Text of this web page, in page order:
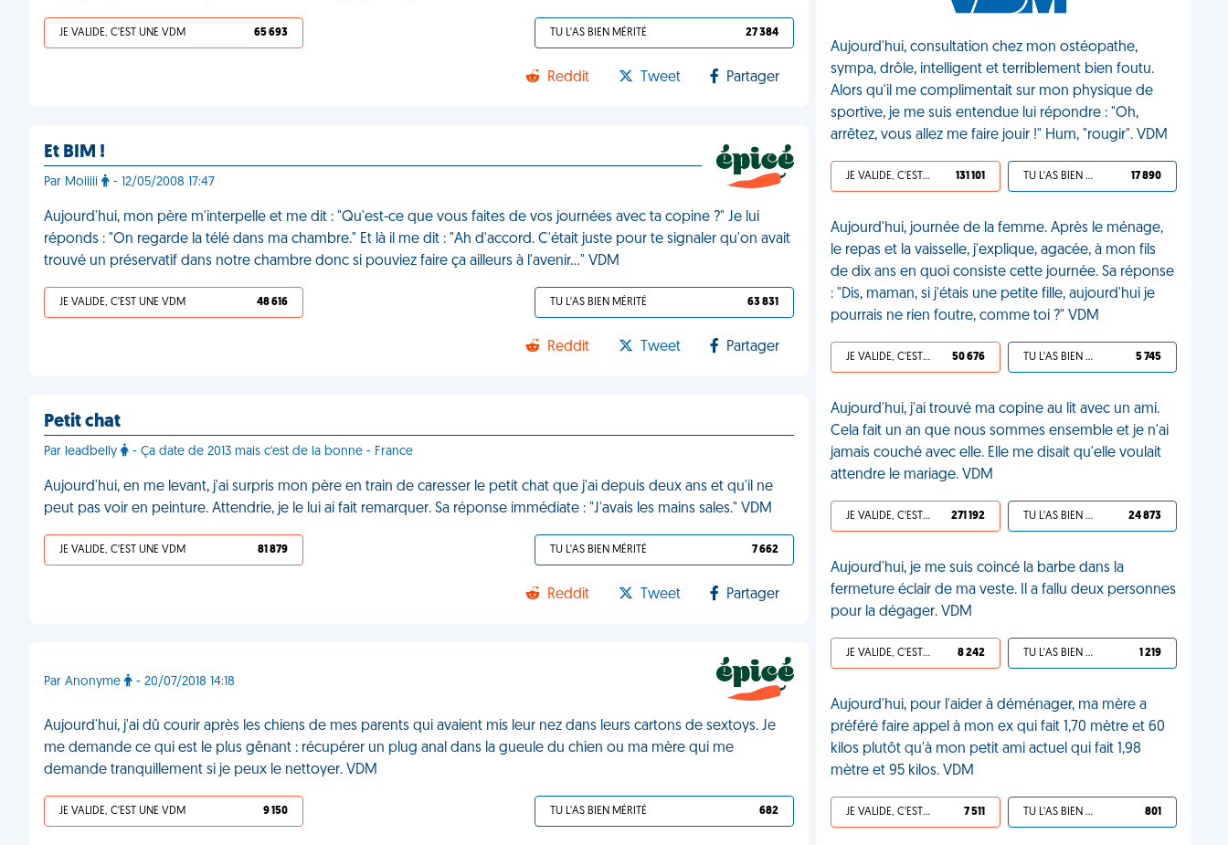
JE VALIDE, C'EST UNE VDM 65 693 TU L'AS BIEN MÉRITÉ 27 384
Reddit Tweet Partager
Et BIM !
Par Moiiiii - 12/05/2008 17:47
Aujourd'hui, mon père m'interpelle et me dit : "Qu'est-ce que vous faites de vos journées avec ta copine ?" Je lui
réponds : "On regarde la télé dans ma chambre." Et là il me dit : "Ah d'accord. C'était juste pour te signaler qu'on avait
trouvé un préservatif dans notre chambre donc si pouviez faire ça ailleurs à l'avenir…" VDM
JE VALIDE, C'EST UNE VDM 48 616 TU L'AS BIEN MÉRITÉ 63 831
Reddit Tweet Partager
Petit chat
Par leadbelly - Ça date de 2013 mais c'est de la bonne - France
Aujourd'hui, en me levant, j'ai surpris mon père en train de caresser le petit chat que j'ai depuis deux ans et qu'il ne
peut pas voir en peinture. Attendrie, je le lui ai fait remarquer. Sa réponse immédiate : "J'avais les mains sales." VDM
JE VALIDE, C'EST UNE VDM 81 879 TU L'AS BIEN MÉRITÉ 7 662
Reddit Tweet Partager
Par Anonyme - 20/07/2018 14:18
Aujourd'hui, j'ai dû courir après les chiens de mes parents qui avaient mis leur nez dans leurs cartons de sextoys. Je
me demande ce qui est le plus gênant : récupérer un plug anal dans la gueule du chien ou ma mère qui me
demande tranquillement si je peux le nettoyer. VDM
JE VALIDE, C'EST UNE VDM 9 150 TU L'AS BIEN MÉRITÉ 682
Aujourd'hui, consultation chez mon ostéopathe,
sympa, drôle, intelligent et terriblement bien foutu.
Alors qu'il me complimentait sur mon physique de
sportive, je me suis entendue lui répondre : "Oh,
arrêtez, vous allez me faire jouir !" Hum, "rougir". VDM
JE VALIDE, C'EST UNE VDM 131 101 TU L'AS BIEN MÉRITÉ 17 890
Aujourd'hui, journée de la femme. Après le ménage,
le repas et la vaisselle, j'explique, agacée, à mon fils
de dix ans en quoi consiste cette journée. Sa réponse
: "Dis, maman, si j'étais une petite fille, aujourd'hui je
pourrais ne rien foutre, comme toi ?" VDM
JE VALIDE, C'EST UNE VDM 50 676 TU L'AS BIEN MÉRITÉ 5 745
Aujourd'hui, j'ai trouvé ma copine au lit avec un ami.
Cela fait un an que nous sommes ensemble et je n'ai
jamais couché avec elle. Elle me disait qu'elle voulait
attendre le mariage. VDM
JE VALIDE, C'EST UNE VDM 271 192 TU L'AS BIEN MÉRITÉ 24 873
Aujourd'hui, je me suis coincé la barbe dans la
fermeture éclair de ma veste. Il a fallu deux personnes
pour la dégager. VDM
JE VALIDE, C'EST UNE VDM 8 242 TU L'AS BIEN MÉRITÉ 1 219
Aujourd'hui, pour l'aider à déménager, ma mère a
préféré faire appel à mon ex qui fait 1,70 mètre et 60
kilos plutôt qu'à mon petit ami actuel qui fait 1,98
mètre et 95 kilos. VDM
JE VALIDE, C'EST UNE VDM 7 511 TU L'AS BIEN MÉRITÉ 801